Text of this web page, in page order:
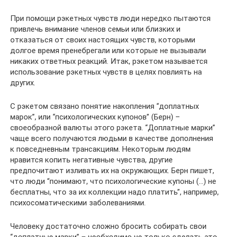
При помощи рэкетных чувств люди нередко пытаются
привлечь внимание членов семьи или близких и
отказаться от своих настоящих чувств, которыми
долгое время пренебрегали или которые не вызывали
никаких ответных реакций. Итак, рэкетом называется
использование рэкетных чувств в целях повлиять на
других.
С рэкетом связано понятие накопления “доплатных
марок”, или “психологических купонов” (Берн) –
своеобразной валюты этого рэкета. “Доплатные марки”
чаще всего получаются людьми в качестве дополнения
к повседневным трансакциям. Некоторым людям
нравится копить негативные чувства, другие
предпочитают изливать их на окружающих. Берн пишет,
что люди “понимают, что психологические купоны (…) не
бесплатны, что за их коллекции надо платить”, например,
психосоматическими заболеваниями.
Человеку достаточно сложно бросить собирать свои